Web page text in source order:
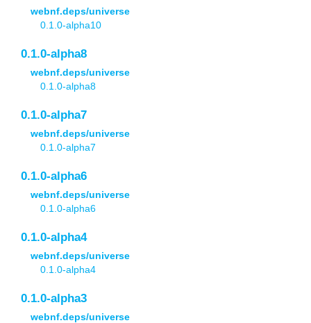
webnf.deps/universe
0.1.0-alpha10
0.1.0-alpha8
webnf.deps/universe
0.1.0-alpha8
0.1.0-alpha7
webnf.deps/universe
0.1.0-alpha7
0.1.0-alpha6
webnf.deps/universe
0.1.0-alpha6
0.1.0-alpha4
webnf.deps/universe
0.1.0-alpha4
0.1.0-alpha3
webnf.deps/universe